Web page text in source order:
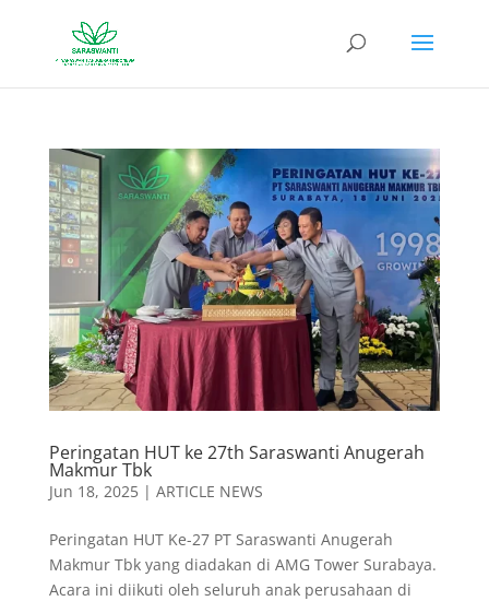
Peringatan HUT ke 27th Saraswanti Anugerah
Makmur Tbk
Jun 18, 2025| ARTICLE NEWS
Peringatan HUT Ke-27 PT Saraswanti Anugerah
Makmur Tbk yang diadakan di AMG Tower Surabaya.
Acara ini diikuti oleh seluruh anak perusahaan di